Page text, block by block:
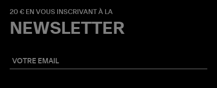
20 € EN VOUS INSCRIVANT À LA
NEWSLETTER